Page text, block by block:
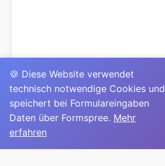
🍪 Diese Website verwendet
technisch notwendige Cookies und
speichert bei Formulareingaben
Daten über Formspree. Mehr
erfahren